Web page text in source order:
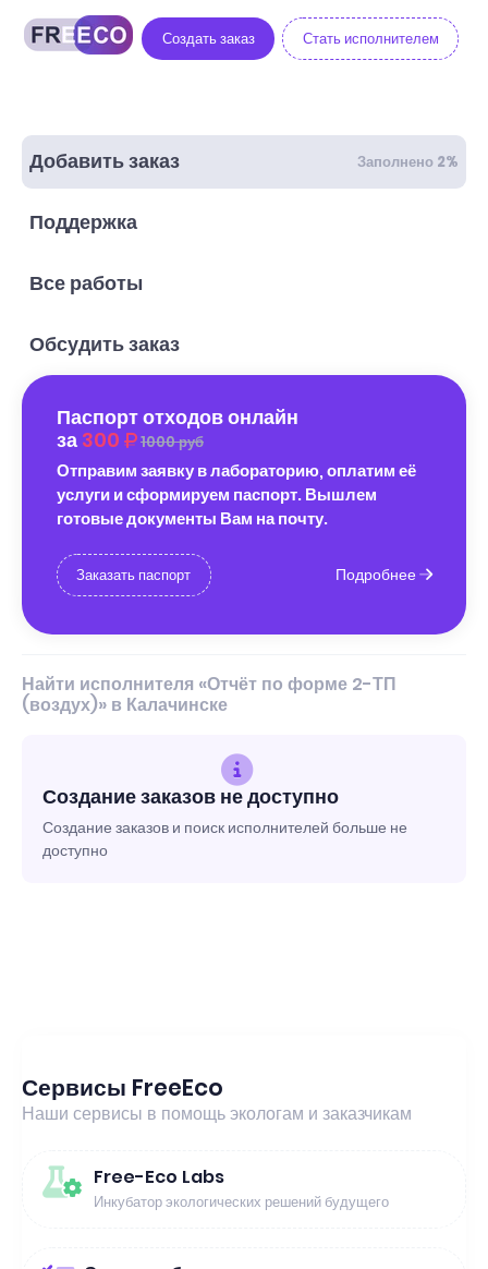
Создать заказ Стать исполнителем
Добавить заказ Заполнено 2%
Поддержка
Все работы
Обсудить заказ
Паспорт отходов онлайн
за 300 1000 руб
Отправим заявку в лабораторию, оплатим её
услуги и сформируем паспорт. Вышлем
готовые документы Вам на почту.
Заказать паспорт Подробнее
Найти исполнителя «Отчёт по форме 2-ТП
(воздух)» в Калачинске
Создание заказов не доступно
Создание заказов и поиск исполнителей больше не
доступно
Сервисы FreeEco
Наши сервисы в помощь экологам и заказчикам
Free-Eco Labs
Инкубатор экологических решений будущего